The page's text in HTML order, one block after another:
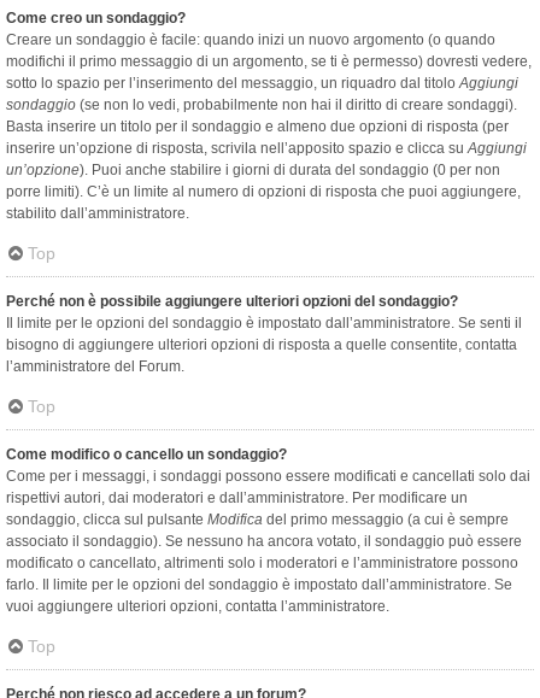
Come creo un sondaggio?
Creare un sondaggio è facile: quando inizi un nuovo argomento (o quando
modifichi il primo messaggio di un argomento, se ti è permesso) dovresti vedere,
sotto lo spazio per l’inserimento del messaggio, un riquadro dal titoloAggiungi
sondaggio (se non lo vedi, probabilmente non hai il diritto di creare sondaggi).
Basta inserire un titolo per il sondaggio e almeno due opzioni di risposta (per
inserire un’opzione di risposta, scrivila nell’apposito spazio e clicca suAggiungi
un’opzione). Puoi anche stabilire i giorni di durata del sondaggio (0 per non
porre limiti). C’è un limite al numero di opzioni di risposta che puoi aggiungere,
stabilito dall’amministratore.
Top
Perché non è possibile aggiungere ulteriori opzioni del sondaggio?
Il limite per le opzioni del sondaggio è impostato dall’amministratore. Se senti il
bisogno di aggiungere ulteriori opzioni di risposta a quelle consentite, contatta
l’amministratore del Forum.
Top
Come modifico o cancello un sondaggio?
Come per i messaggi, i sondaggi possono essere modificati e cancellati solo dai
rispettivi autori, dai moderatori e dall’amministratore. Per modificare un
sondaggio, clicca sul pulsante Modifica del primo messaggio (a cui è sempre
associato il sondaggio). Se nessuno ha ancora votato, il sondaggio può essere
modificato o cancellato, altrimenti solo i moderatori e l’amministratore possono
farlo. Il limite per le opzioni del sondaggio è impostato dall’amministratore. Se
vuoi aggiungere ulteriori opzioni, contatta l’amministratore.
Top
Perché non riesco ad accedere a un forum?